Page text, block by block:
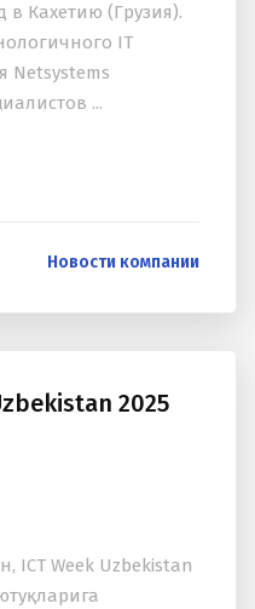
в Кахетию (Грузия).
IT
Netsystems
...
Новости компании
2025
ICT Week Uzbekistan